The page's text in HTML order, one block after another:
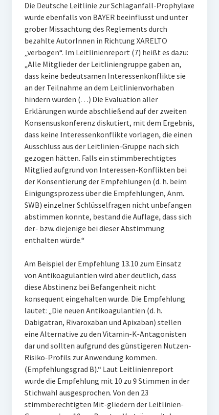
Die Deutsche Leitlinie zur Schlaganfall-Prophylaxe
wurde ebenfalls von BAYER beeinflusst und unter
grober Missachtung des Reglements durch
bezahlte AutorInnen in Richtung XARELTO
„verbogen“. Im Leitlinienreport (7) heißt es dazu:
„Alle Mitglieder der Leitliniengruppe gaben an,
dass keine bedeutsamen Interessenkonflikte sie
an der Teilnahme an dem Leitlinienvorhaben
hindern würden (…) Die Evaluation aller
Erklärungen wurde abschließend auf der zweiten
Konsensuskonferenz diskutiert, mit dem Ergebnis,
dass keine Interessenkonflikte vorlagen, die einen
Ausschluss aus der Leitlinien-Gruppe nach sich
gezogen hätten. Falls ein stimmberechtigtes
Mitglied aufgrund von Interessen-Konflikten bei
der Konsentierung der Empfehlungen (d. h. beim
Einigungsprozess über die Empfehlungen, Anm.
SWB) einzelner Schlüsselfragen nicht unbefangen
abstimmen konnte, bestand die Auflage, dass sich
der- bzw. diejenige bei dieser Abstimmung
enthalten würde.“
Am Beispiel der Empfehlung 13.10 zum Einsatz
von Antikoagulantien wird aber deutlich, dass
diese Abstinenz bei Befangenheit nicht
konsequent eingehalten wurde. Die Empfehlung
lautet: „Die neuen Antikoagulantien (d. h.
Dabigatran, Rivaroxaban und Apixaban) stellen
eine Alternative zu den Vitamin-K-Antagonisten
dar und sollten aufgrund des günstigeren Nutzen-
Risiko-Profils zur Anwendung kommen.
(Empfehlungsgrad B).“ Laut Leitlinienreport
wurde die Empfehlung mit 10 zu 9 Stimmen in der
Stichwahl ausgesprochen. Von den 23
stimmberechtigten Mit-gliedern der Leitlinien-